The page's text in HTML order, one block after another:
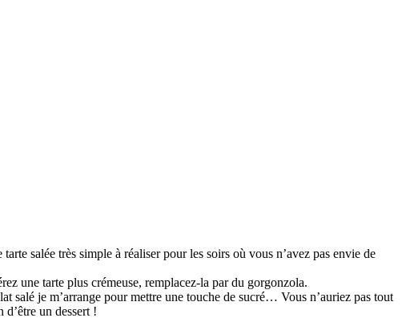
salée très simple à réaliser pour les soirs où vous n’avez pas envie de
une tarte plus crémeuse, remplacez-la par du gorgonzola.
salé je m’arrange pour mettre une touche de sucré… Vous n’auriez pas tout
un dessert !